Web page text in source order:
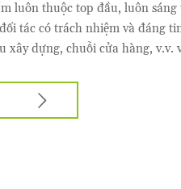
luôn thuộc top đầu, luôn
tác có trách nhiệm và đáng
xây dựng, chuỗi cửa hàng, v.v.
